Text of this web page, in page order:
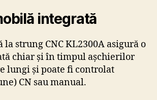
integrată
la strung CNC KL2300A asigură o
chiar și în timpul așchierilor
lungi și poate fi controlat
CN sau manual.